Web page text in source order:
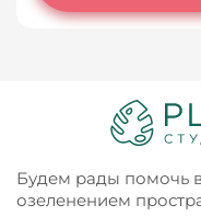
Будем рады помочь
озеленением